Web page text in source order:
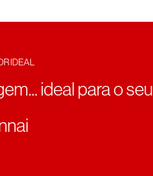
IDEAL
ideal para o seu